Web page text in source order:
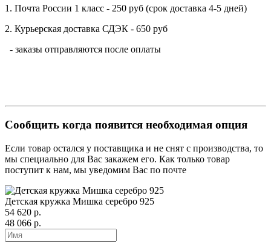
1. Почта России 1 класс - 250 руб (срок доставка 4-5 дней)
2. Курьерская доставка СДЭК - 650 руб
- заказы отправляются после оплаты
Сообщить когда появится необходимая опция
Если товар остался у поставщика и не снят с производства, то
мы специально для Вас закажем его. Как только товар
поступит к нам, мы уведомим Вас по почте
Детская кружка Мишка серебро 925
54 620 р.
48 066 р.